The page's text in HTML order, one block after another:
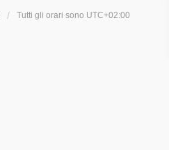
Tutti gli orari sono UTC+02:00